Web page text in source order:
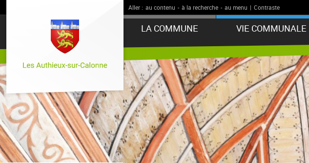
Aller : au contenu - à la recherche - au menu | Contraste
LA COMMUNE VIE COMMUNALE